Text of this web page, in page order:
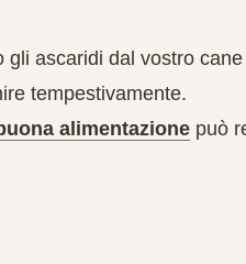
ascaridi dal vostro
tempestivamente.
alimentazione può